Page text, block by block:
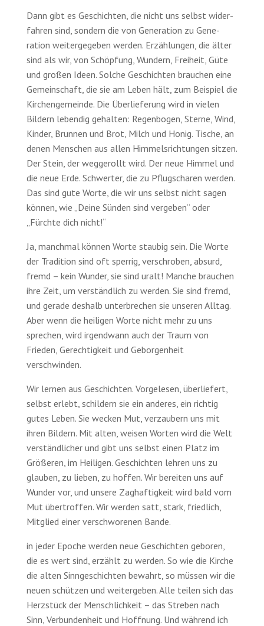
Dann gibt es Geschichten, die nicht uns selbst wider­
fahren sind, sondern die von Gene­ration zu Gene­
ration weitergegeben werden. Erzäh­lungen, die älter
sind als wir, von Schöpfung, Wundern, Freiheit, Güte
und großen Ideen. Solche Geschichten brauchen eine
Gemein­schaft, die sie am Leben hält, zum Beispiel die
Kirchen­gemeinde. Die Über­lieferung wird in vielen
Bildern lebendig gehalten: Regen­bogen, Sterne, Wind,
Kinder, Brunnen und Brot, Milch und Honig. Tische, an
denen Menschen aus allen Himmels­richt­ungen sitzen.
Der Stein, der weg­gerollt wird. Der neue Himmel und
die neue Erde. Schwerter, die zu Pflug­scharen werden.
Das sind gute Worte, die wir uns selbst nicht sagen
können, wie „Deine Sünden sind vergeben“ oder
„Fürchte dich nicht!“
Ja, manchmal können Worte staubig sein. Die Worte
der Tradi­tion sind oft sperrig, ver­schroben, absurd,
fremd – kein Wunder, sie sind uralt! Manche brauchen
ihre Zeit, um ver­ständlich zu werden. Sie sind fremd,
und gerade deshalb unter­brechen sie unseren Alltag.
Aber wenn die heiligen Worte nicht mehr zu uns
sprechen, wird irgend­wann auch der Traum von
Frieden, Gerech­tigkeit und Geborgen­heit
verschwinden.
Wir lernen aus Geschichten. Vorge­lesen, über­liefert,
selbst erlebt, schildern sie ein anderes, ein richtig
gutes Leben. Sie wecken Mut, verzaubern uns mit
ihren Bildern. Mit alten, weisen Worten wird die Welt
verständ­licher und gibt uns selbst einen Platz im
Größeren, im Heiligen. Geschichten lehren uns zu
glauben, zu lieben, zu hoffen. Wir bereiten uns auf
Wunder vor, und unsere Zag­haftigkeit wird bald vom
Mut übertroffen. Wir werden satt, stark, friedlich,
Mit­glied einer verschworenen Bande.
in jeder Epoche werden neue Geschichten geboren,
die es wert sind, erzählt zu werden. So wie die Kirche
die alten Sinn­geschichten bewahrt, so müssen wir die
neuen schützen und weitergeben. Alle teilen sich das
Herzstück der Menschlichkeit – das Streben nach
Sinn, Verbunden­heit und Hoffnung. Und während ich